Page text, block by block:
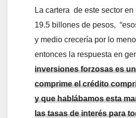
La cartera de este sector
19.5 billones de pesos,
y medio crecería por lo
entonces la respuesta en
inversiones forzosas es
comprime el crédito
y que hablábamos esta
las tasas de interés para